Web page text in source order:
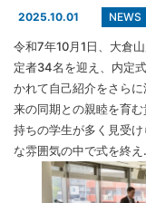
2025.10.01 NEWS
令和7年10月1日、大倉
定者34名を迎え、内定
かれて自己紹介をさら
来の同期との親睦を育
持ちの学生が多く見受
な雰囲気の中で式を終